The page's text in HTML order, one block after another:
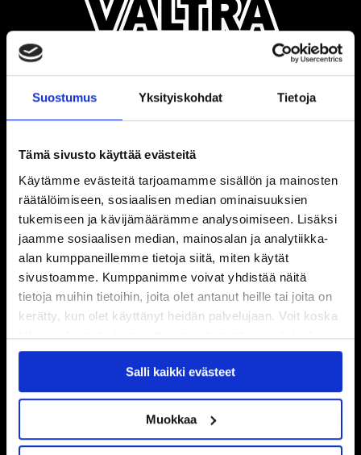
Suostumus Yksityiskohdat Tietoja
Tämä sivusto käyttää evästeitä
Käytämme evästeitä tarjoamamme sisällön ja mainosten
räätälöimiseen, sosiaalisen median ominaisuuksien
tukemiseen ja kävijämäärämme analysoimiseen. Lisäksi
jaamme sosiaalisen median, mainosalan ja analytiikka-
alan kumppaneillemme tietoja siitä, miten käytät
sivustoamme. Kumppanimme voivat yhdistää näitä
tietoja muihin tietoihin, joita olet antanut heille tai joita on
kerätty, kun olet käyttänyt heidän palvelujaan. Voit koska
tahansa kumota tai muuttaa suostumustasi evästeiden
käytöstäEvästeet-sivultamme.
Salli kaikki evästeet
Muokkaa